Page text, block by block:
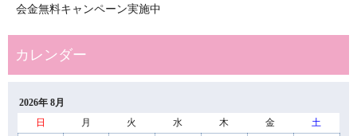
会金無料キャンペーン実施中
2026年 8月
日
月 火 水 木 金
土